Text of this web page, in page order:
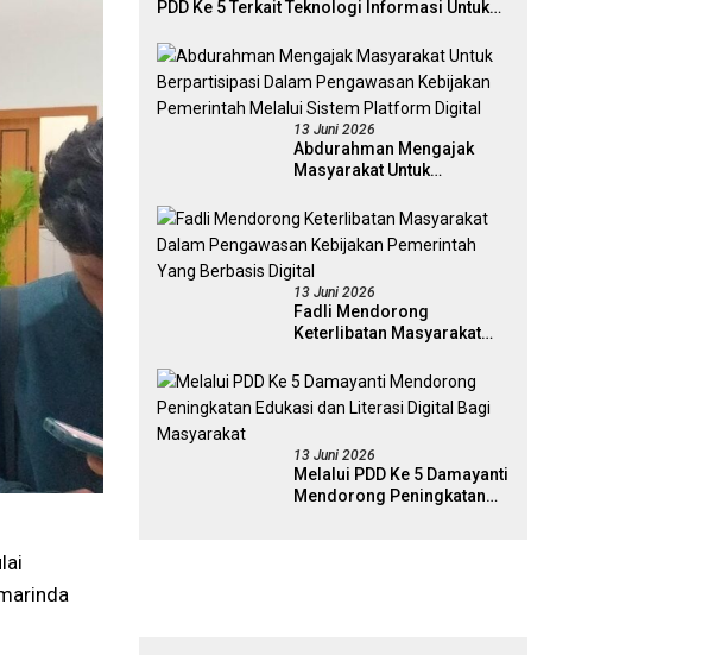
PDD Ke 5 Terkait Teknologi Informasi Untuk
Demokrasi Daerah
13 Juni 2026
Abdurahman Mengajak
Masyarakat Untuk
Pengawasan Kebijakan
Pemerintah Melalui Sistem
Platform Digital
13 Juni 2026
Fadli Mendorong
Keterlibatan Masyarakat
Kebijakan Pemerintah Yang
Berbasis Digital
13 Juni 2026
Melalui PDD Ke 5 Damayanti
Mendorong Peningkatan